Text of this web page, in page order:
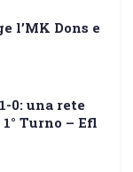
l’MK Dons e
0: una rete
Turno – Efl